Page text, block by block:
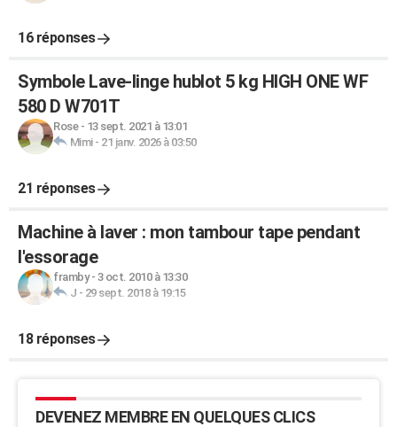
16 réponses
Symbole Lave-linge hublot 5 kg HIGH ONE WF
580 D W701T
Rose- 13 sept. 2021 à 13:01
Mimi- 21 janv. 2026 à 03:50
21 réponses
Machine à laver : mon tambour tape pendant
l'essorage
framby- 3 oct. 2010 à 13:30
J - 29 sept. 2018 à 19:15
18 réponses
DEVENEZ MEMBRE EN QUELQUES CLICS